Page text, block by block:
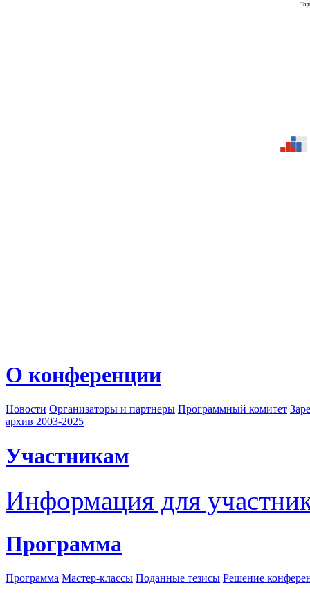
О конференции
Новости Организаторы и партнеры Программный комитет
архив 2003-2025
Участникам
Информация для
Программа
Программа Мастер-классы Поданные тезисы Решение